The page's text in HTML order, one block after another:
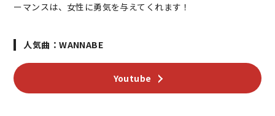
ーマンスは、女性に勇気を与えてくれます！
人気曲：WANNABE
Youtube